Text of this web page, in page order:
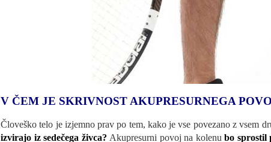
V ČEM JE SKRIVNOST AKUPRESURNEGA
Človeško telo je izjemno prav po tem, kako je vse povezano z vsem
izvirajo iz sedečega živca? Akupresurni povoj na kolenubo sprostil